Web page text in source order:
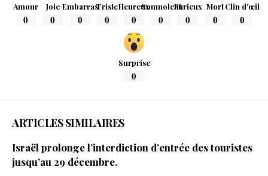
Amour
0
Joie
0
Embarras
0
Triste
0
Heureux
0
Somnolent
0
Furieux
0
Mort
0
Clin d'œil
0
Surprise
0
ARTICLES SIMILAIRES
Israël prolonge l’interdiction d’entrée des touristes
jusqu’au 29 décembre.